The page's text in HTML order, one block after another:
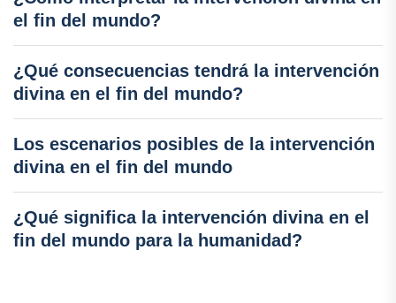
el fin del mundo?
¿Qué consecuencias tendrá la intervención
divina en el fin del mundo?
Los escenarios posibles de la intervención
divina en el fin del mundo
¿Qué significa la intervención divina en el
fin del mundo para la humanidad?